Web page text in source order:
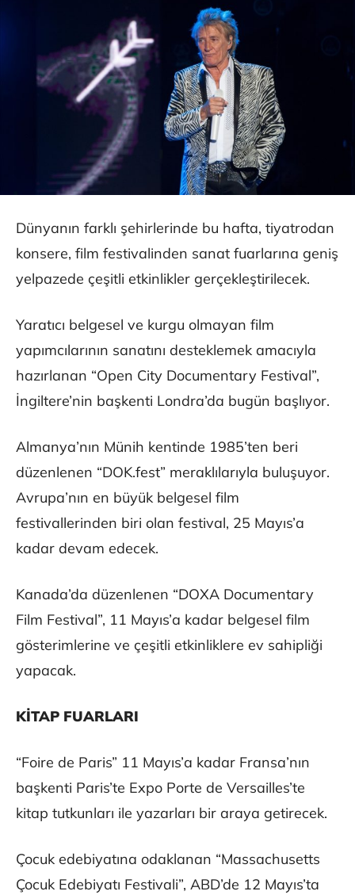
Dünyanın farklı şehirlerinde bu hafta, tiyatrodan
konsere, film festivalinden sanat fuarlarına geniş
yelpazede çeşitli etkinlikler gerçekleştirilecek.
Yaratıcı belgesel ve kurgu olmayan film
yapımcılarının sanatını desteklemek amacıyla
hazırlanan “Open City Documentary Festival”,
İngiltere’nin başkenti Londra’da bugün başlıyor.
Almanya’nın Münih kentinde 1985’ten beri
düzenlenen “DOK.fest” meraklılarıyla buluşuyor.
Avrupa’nın en büyük belgesel film
festivallerinden biri olan festival, 25 Mayıs’a
kadar devam edecek.
Kanada’da düzenlenen “DOXA Documentary
Film Festival”, 11 Mayıs’a kadar belgesel film
gösterimlerine ve çeşitli etkinliklere ev sahipliği
yapacak.
KİTAP FUARLARI
“Foire de Paris” 11 Mayıs’a kadar Fransa’nın
başkenti Paris’te Expo Porte de Versailles’te
kitap tutkunları ile yazarları bir araya getirecek.
Çocuk edebiyatına odaklanan “Massachusetts
Çocuk Edebiyatı Festivali”, ABD’de 12 Mayıs’ta